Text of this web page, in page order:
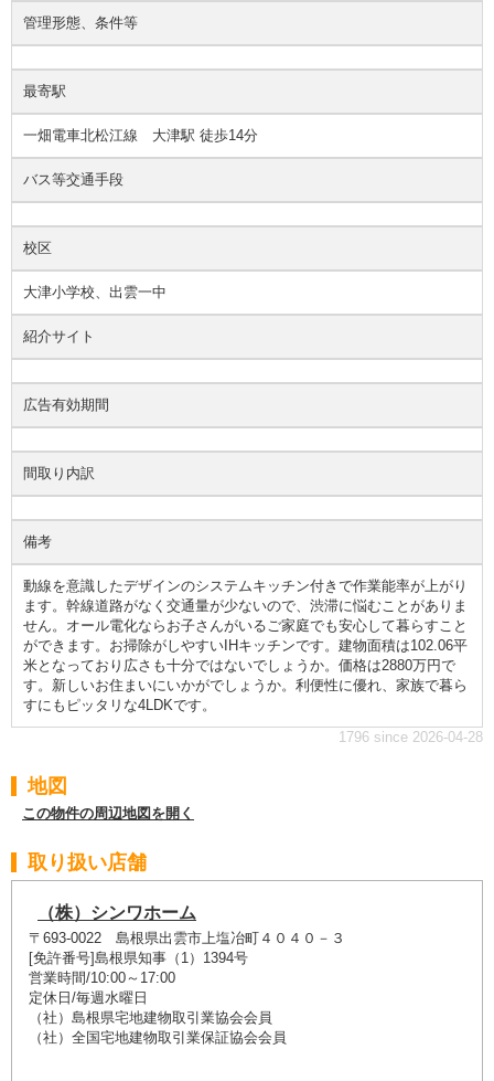
管理形態、条件等
最寄駅
一畑電車北松江線 大津駅 徒歩14分
バス等交通手段
校区
大津小学校、出雲一中
紹介サイト
広告有効期間
間取り内訳
備考
動線を意識したデザインのシステムキッチン付きで作業能率が上がり
ます。幹線道路がなく交通量が少ないので、渋滞に悩むことがありま
せん。オール電化ならお子さんがいるご家庭でも安心して暮らすこと
ができます。お掃除がしやすいIHキッチンです。建物面積は102.06平
米となっており広さも十分ではないでしょうか。価格は2880万円で
す。新しいお住まいにいかがでしょうか。利便性に優れ、家族で暮ら
すにもピッタリな4LDKです。
1796 since 2026-04-28
地図
この物件の周辺地図を開く
取り扱い店舗
（株）シンワホーム
〒693-0022 島根県出雲市上塩冶町４０４０－３
[免許番号]島根県知事（1）1394号
営業時間/10:00～17:00
定休日/毎週水曜日
（社）島根県宅地建物取引業協会会員
（社）全国宅地建物取引業保証協会会員